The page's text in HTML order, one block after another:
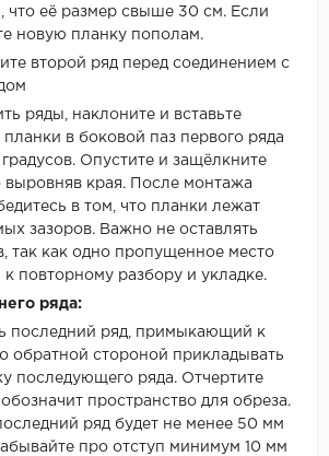
что её размер свыше 30 см. Если
новую планку пополам.
второй ряд перед соединением с
ряды, наклоните и вставьте
в боковой паз первого ряда
Опустите и защёлкните
выровняв края. После монтажа
в том, что планки лежат
зазоров. Важно не оставлять
так как одно пропущенное место
повторному разбору и укладке.
ряда:
последний ряд, примыкающий к
обратной стороной прикладывать
последующего ряда. Отчертите
пространство для обреза.
ряд будет не менее 50 мм
про отступ минимум 10 мм